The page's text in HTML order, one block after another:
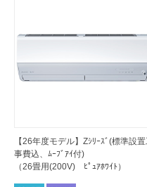
【26年度モデル】Zｼﾘｰｽﾞ(標準設
事費込、ﾑｰﾌﾞｱｲ付)
（26畳用(200V) ﾋﾟｭｱﾎﾜｲﾄ）